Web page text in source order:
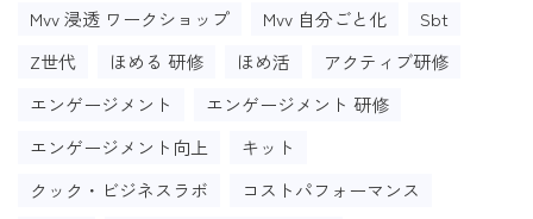
Mvv 浸透 ワークショップ
Mvv 自分ごと化
Sbt
Z世代
ほめる 研修 ほめ活
アクティブ研修
エンゲージメント
エンゲージメント 研修
エンゲージメント向上
キット
クック・ビジネスラボ
コストパフォーマンス